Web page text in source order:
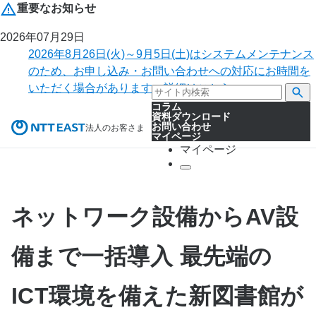
重要なお知らせ
2026年07月29日
2026年8月26日(火)～9月5日(土)はシステムメンテナンス
のため、お申し込み・お問い合わせへの対応にお時間を
いただく場合があります。詳細はこちら。
法人のお客さま
コラム
資料ダウンロード
お問い合わせ
マイページ
マイページ
ネットワーク設備からAV設
備まで一括導入 最先端の
ICT環境を備えた新図書館が